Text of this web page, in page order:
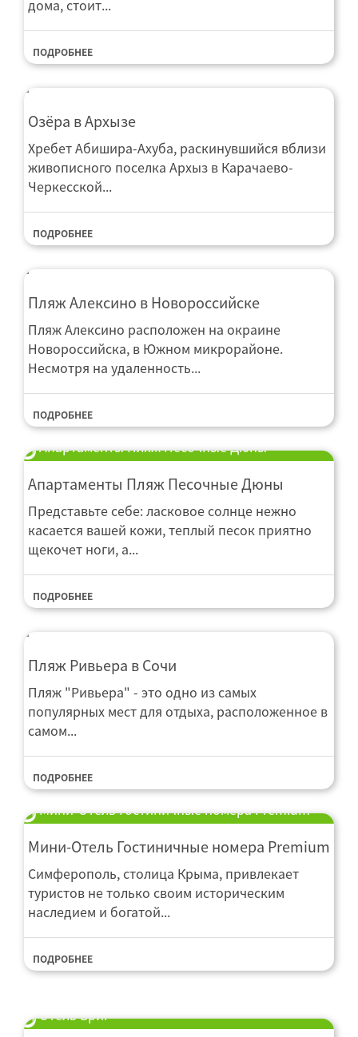
дома, стоит...
ПОДРОБНЕЕ
Озёра в Архызе
Хребет Абишира-Ахуба, раскинувшийся вблизи
живописного поселка Архыз в Карачаево-
Черкесской...
ПОДРОБНЕЕ
Пляж Алексино в Новороссийске
Пляж Алексино расположен на окраине
Новороссийска, в Южном микрорайоне.
Несмотря на удаленность...
ПОДРОБНЕЕ
Апартаменты Пляж Песочные Дюны
Апартаменты Пляж Песочные Дюны
Представьте себе: ласковое солнце нежно
касается вашей кожи, теплый песок приятно
щекочет ноги, а...
ПОДРОБНЕЕ
Пляж Ривьера в Сочи
Пляж "Ривьера" - это одно из самых
популярных мест для отдыха, расположенное в
самом...
ПОДРОБНЕЕ
Мини-Отель Гостиничные номера Premium
Мини-Отель Гостиничные номера Premium
Симферополь, столица Крыма, привлекает
туристов не только своим историческим
наследием и богатой...
ПОДРОБНЕЕ
Отель Бриг